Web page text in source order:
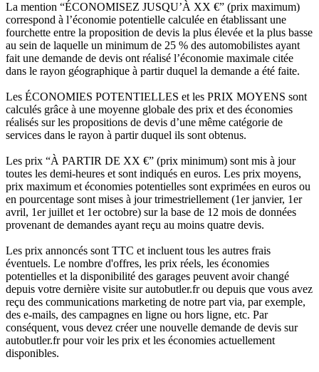
La mention “ÉCONOMISEZ JUSQU’À XX €” (prix maximum)
correspond à l’économie potentielle calculée en établissant une
fourchette entre la proposition de devis la plus élevée et la plus basse
au sein de laquelle un minimum de 25 % des automobilistes ayant
fait une demande de devis ont réalisé l’économie maximale citée
dans le rayon géographique à partir duquel la demande a été faite.
Les ÉCONOMIES POTENTIELLES et les PRIX MOYENS sont
calculés grâce à une moyenne globale des prix et des économies
réalisés sur les propositions de devis d’une même catégorie de
services dans le rayon à partir duquel ils sont obtenus.
Les prix “À PARTIR DE XX €” (prix minimum) sont mis à jour
toutes les demi-heures et sont indiqués en euros. Les prix moyens,
prix maximum et économies potentielles sont exprimées en euros ou
en pourcentage sont mises à jour trimestriellement (1er janvier, 1er
avril, 1er juillet et 1er octobre) sur la base de 12 mois de données
provenant de demandes ayant reçu au moins quatre devis.
Les prix annoncés sont TTC et incluent tous les autres frais
éventuels. Le nombre d'offres, les prix réels, les économies
potentielles et la disponibilité des garages peuvent avoir changé
depuis votre dernière visite sur autobutler.fr ou depuis que vous avez
reçu des communications marketing de notre part via, par exemple,
des e-mails, des campagnes en ligne ou hors ligne, etc. Par
conséquent, vous devez créer une nouvelle demande de devis sur
autobutler.fr pour voir les prix et les économies actuellement
disponibles.